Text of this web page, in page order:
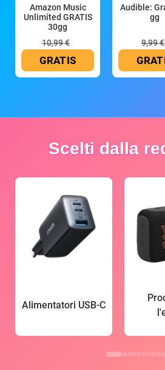
Amazon Music
Unlimited GRATIS
30gg
10,99 €
GRATIS
Audible:
gg
9,99 €
Scelti dalla
Alimentatori USB-C